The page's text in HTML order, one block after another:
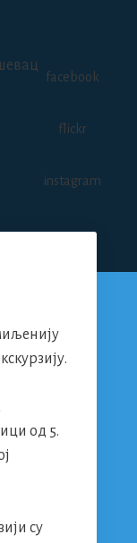
facebook
flickr
instagram
од 5.
су